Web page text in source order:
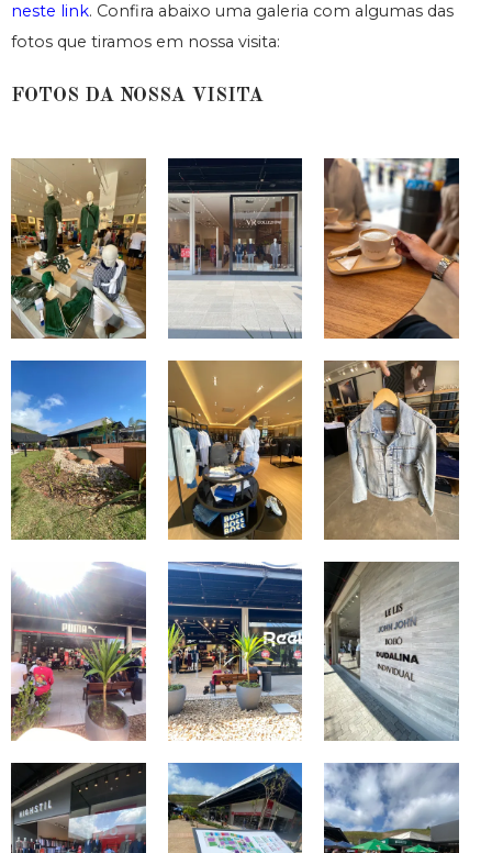
neste link. Confira abaixo uma galeria com algumas das
fotos que tiramos em nossa visita:
FOTOS DA NOSSA VISITA